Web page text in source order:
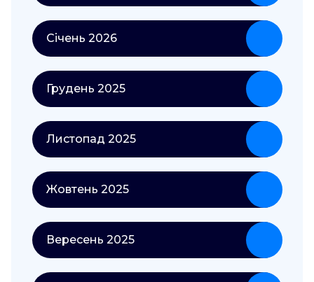
Січень 2026
Грудень 2025
Листопад 2025
Жовтень 2025
Вересень 2025